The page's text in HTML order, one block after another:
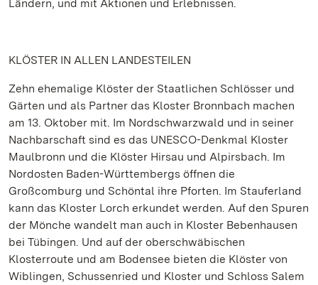
Ländern, und mit Aktionen und Erlebnissen.
KLÖSTER IN ALLEN LANDESTEILEN
Zehn ehemalige Klöster der Staatlichen Schlösser und
Gärten und als Partner das Kloster Bronnbach machen
am 13. Oktober mit. Im Nordschwarzwald und in seiner
Nachbarschaft sind es das UNESCO-Denkmal Kloster
Maulbronn und die Klöster Hirsau und Alpirsbach. Im
Nordosten Baden-Württembergs öffnen die
Großcomburg und Schöntal ihre Pforten. Im Stauferland
kann das Kloster Lorch erkundet werden. Auf den Spuren
der Mönche wandelt man auch in Kloster Bebenhausen
bei Tübingen. Und auf der oberschwäbischen
Klosterroute und am Bodensee bieten die Klöster von
Wiblingen, Schussenried und Kloster und Schloss Salem